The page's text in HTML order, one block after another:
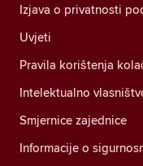
Izjava o privatnosti
Uvjeti
Pravila korištenja
Intelektualno
Smjernice zajednice
Informacije o